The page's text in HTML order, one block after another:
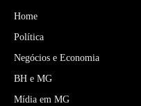
Home
Política
Negócios e Economia
BH e MG
Mídia em MG